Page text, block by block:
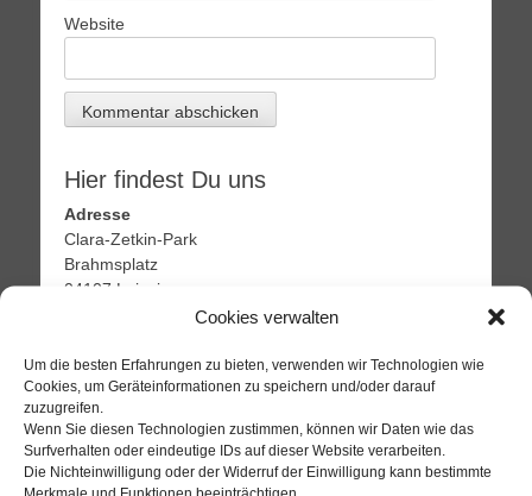
Cookies verwalten
Um die besten Erfahrungen zu bieten, verwenden wir Technologien wie
Cookies, um Geräteinformationen zu speichern und/oder darauf
zuzugreifen.
Wenn Sie diesen Technologien zustimmen, können wir Daten wie das
Surfverhalten oder eindeutige IDs auf dieser Website verarbeiten.
Die Nichteinwilligung oder der Widerruf der Einwilligung kann bestimmte
Merkmale und Funktionen beeinträchtigen.
Website
Hier findest Du uns
Adresse
Clara-Zetkin-Park
Brahmsplatz
04107 Leipzig
Regelöffnungszeiten:
14:30 Uhr - 19:00 Uhr
Dienstag ab 17:00 Uhr
Info